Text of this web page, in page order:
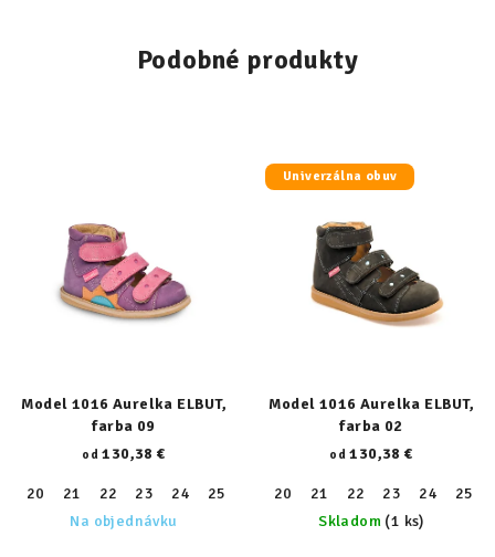
Podobné produkty
Model 1016 Aurelka ELBUT,
farba 09
od 130,38 €
20 21 22 23 24 25 27 28 29 30 31
32
Na objednávku
Univerzálna obuv
Model 1016 Aurelka ELBUT,
farba 02
od 130,38 €
20 21 22 23 24 25
Skladom (1 ks)